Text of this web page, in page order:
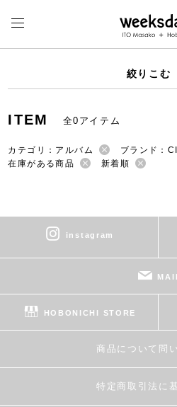
絞りこむ
ITEM 全0アイテム
カテゴリ：アルバム
ブランド：
在庫がある商品
新着順
instagram
MAIL
HOBONICHI STORE
商品について問
特定商取引法に